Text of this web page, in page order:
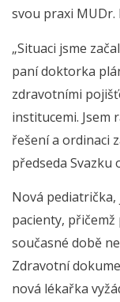
svou praxi MUDr.
„Situaci jsme
paní doktorka
zdravotními
institucemi. Jsem
řešení a ordinaci
předseda Svazku
Nová
pacienty,
současné době
Zdravotní
nová lékařka